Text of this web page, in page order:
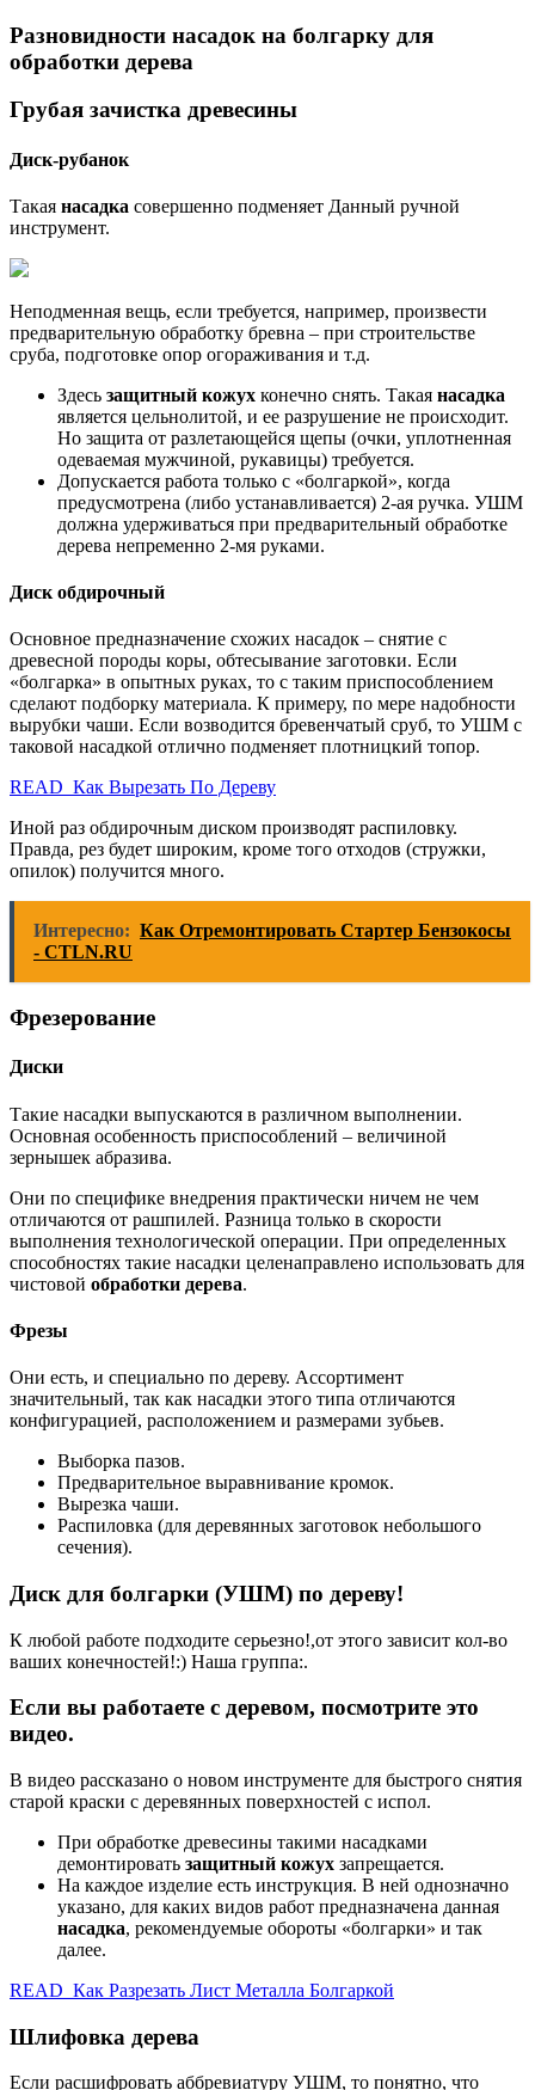
Разновидности насадок на болгарку для
обработки дерева
Грубая зачистка древесины
Диск-рубанок
Такая насадка совершенно подменяет Данный ручной
инструмент.
Неподменная вещь, если требуется, например, произвести
предварительную обработку бревна – при строительстве
сруба, подготовке опор огораживания и т.д.
Здесь защитный кожух конечно снять. Такая насадка
является цельнолитой, и ее разрушение не происходит.
Но защита от разлетающейся щепы (очки, уплотненная
одеваемая мужчиной, рукавицы) требуется.
Допускается работа только с «болгаркой», когда
предусмотрена (либо устанавливается) 2-ая ручка. УШМ
должна удерживаться при предварительный обработке
дерева непременно 2-мя руками.
Диск обдирочный
Основное предназначение схожих насадок – снятие с
древесной породы коры, обтесывание заготовки. Если
«болгарка» в опытных руках, то с таким приспособлением
сделают подборку материала. К примеру, по мере надобности
вырубки чаши. Если возводится бревенчатый сруб, то УШМ с
таковой насадкой отлично подменяет плотницкий топор.
READ Как Вырезать По Дереву
Иной раз обдирочным диском производят распиловку.
Правда, рез будет широким, кроме того отходов (стружки,
опилок) получится много.
Интересно: Как Отремонтировать Стартер Бензокосы
- CTLN.RU
Фрезерование
Диски
Такие насадки выпускаются в различном выполнении.
Основная особенность приспособлений – величиной
зернышек абразива.
Они по специфике внедрения практически ничем не чем
отличаются от рашпилей. Разница только в скорости
выполнения технологической операции. При определенных
способностях такие насадки целенаправлено использовать для
чистовой обработки дерева.
Фрезы
Они есть, и специально по дереву. Ассортимент
значительный, так как насадки этого типа отличаются
конфигурацией, расположением и размерами зубьев.
Выборка пазов.
Предварительное выравнивание кромок.
Вырезка чаши.
Распиловка (для деревянных заготовок небольшого
сечения).
Диск для болгарки (УШМ) по дереву!
К любой работе подходите серьезно!,от этого зависит кол-во
ваших конечностей!:) Наша группа:.
Если вы работаете с деревом, посмотрите это
видео.
В видео рассказано о новом инструменте для быстрого снятия
старой краски с деревянных поверхностей с испол.
При обработке древесины такими насадками
демонтировать защитный кожух запрещается.
На каждое изделие есть инструкция. В ней однозначно
указано, для каких видов работ предназначена данная
насадка, рекомендуемые обороты «болгарки» и так
далее.
READ Как Разрезать Лист Металла Болгаркой
Шлифовка дерева
Если расшифровать аббревиатуру УШМ, то понятно, что